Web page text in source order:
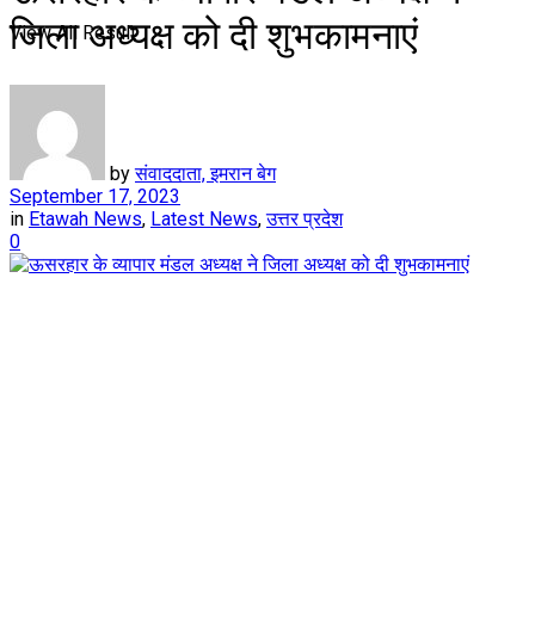
View All Result
जिला अध्यक्ष को दी शुभकामनाएं
by संवाददाता, इमरान बेग
September 17, 2023
in Etawah News, Latest News,उत्तर प्रदेश
0